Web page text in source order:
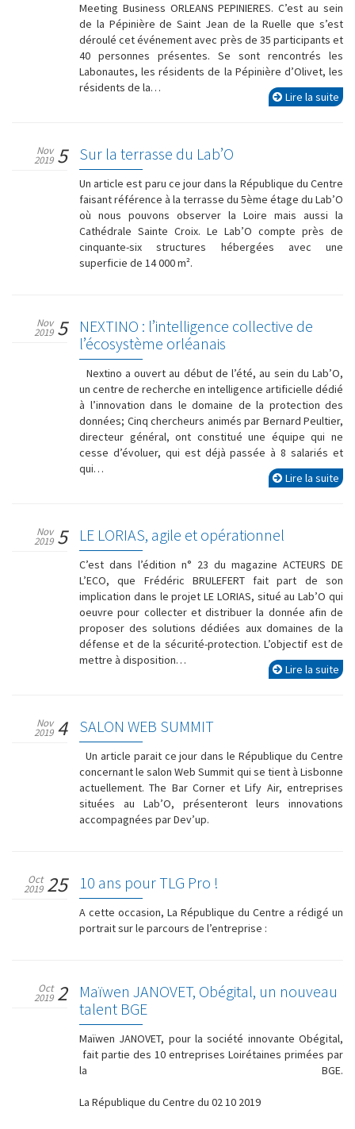
Meeting Business ORLEANS PEPINIERES. C’est au sein
de la Pépinière de Saint Jean de la Ruelle que s’est
déroulé cet événement avec près de 35 participants et
40 personnes présentes. Se sont rencontrés les
Labonautes, les résidents de la Pépinière d’Olivet, les
résidents de la…
Lire la suite
Sur la terrasse du Lab’O
Nov
2019 5
Un article est paru ce jour dans la République du Centre
faisant référence à la terrasse du 5ème étage du Lab’O
où nous pouvons observer la Loire mais aussi la
Cathédrale Sainte Croix. Le Lab’O compte près de
cinquante-six structures hébergées avec une
superficie de 14 000 m².
NEXTINO : l’intelligence collective de
l’écosystème orléanais
Nov
2019 5
Nextino a ouvert au début de l’été, au sein du Lab’O,
un centre de recherche en intelligence artificielle dédié
à l’innovation dans le domaine de la protection des
données; Cinq chercheurs animés par Bernard Peultier,
directeur général, ont constitué une équipe qui ne
cesse d’évoluer, qui est déjà passée à 8 salariés et
qui…
Lire la suite
LE LORIAS, agile et opérationnel
Nov
2019 5
C’est dans l’édition n° 23 du magazine ACTEURS DE
L’ECO, que Frédéric BRULEFERT fait part de son
implication dans le projet LE LORIAS, situé au Lab’O qui
oeuvre pour collecter et distribuer la donnée afin de
proposer des solutions dédiées aux domaines de la
défense et de la sécurité-protection. L’objectif est de
mettre à disposition…
Lire la suite
SALON WEB SUMMIT
Nov
2019 4
Un article parait ce jour dans le République du Centre
concernant le salon Web Summit qui se tient à Lisbonne
actuellement. The Bar Corner et Lify Air, entreprises
situées au Lab’O, présenteront leurs innovations
accompagnées par Dev’up.
10 ans pour TLG Pro !
Oct
2019 25
A cette occasion, La République du Centre a rédigé un
portrait sur le parcours de l’entreprise :
Maïwen JANOVET, Obégital, un nouveau
talent BGE
Oct
2019 2
Maïwen JANOVET, pour la société innovante Obégital,
fait partie des 10 entreprises Loirétaines primées par
la BGE.
La République du Centre du 02 10 2019